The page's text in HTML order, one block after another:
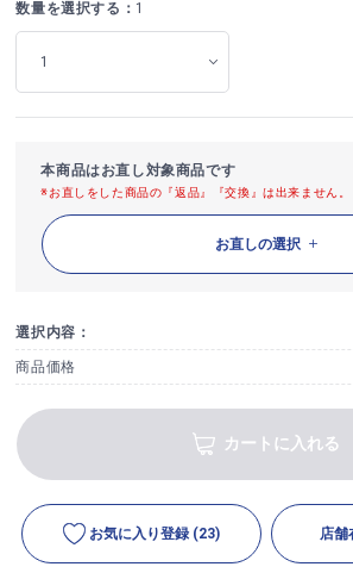
数量を選択する： 1
本商品はお直し対象商品です
※お直しをした商品の『返品』『交換』は出来ません。
お直しの選択
選択内容：
商品価格
カートに入れる
お気に入り登録 (23) 店舗